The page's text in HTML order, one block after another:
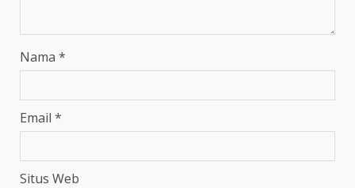
Nama *
Email *
Situs Web